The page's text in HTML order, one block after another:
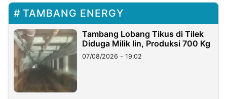
TAMBANG ENERGY
Tambang Lobang Tikus di Tilek
Diduga Milik Iin, Produksi 700 Kg
07/08/2026 - 19:02